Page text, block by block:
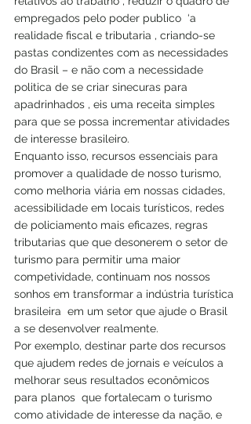
empregados pelo poder publico  ‘a
realidade fiscal e tributaria , criando-se
pastas condizentes com as necessidades
do Brasil – e não com a necessidade
politica de se criar sinecuras para
apadrinhados , eis uma receita simples
para que se possa incrementar atividades
de interesse brasileiro.
Enquanto isso, recursos essenciais para
promover a qualidade de nosso turismo,
como melhoria viária em nossas cidades,
acessibilidade em locais turísticos, redes
de policiamento mais eficazes, regras
tributarias que que desonerem o setor de
turismo para permitir uma maior
competividade, continuam nos nossos
sonhos em transformar a indústria turística
brasileira  em um setor que ajude o Brasil
a se desenvolver realmente.
Por exemplo, destinar parte dos recursos
que ajudem redes de jornais e veículos a
melhorar seus resultados econômicos
para planos  que fortalecam o turismo
como atividade de interesse da nação, e